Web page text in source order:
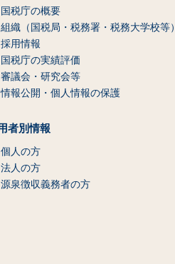
国税庁の概要
組織（国税局・税務署・税務大学校等）
採用情報
国税庁の実績評価
審議会・研究会等
情報公開・個人情報の保護
者別情報
個人の方
法人の方
源泉徴収義務者の方